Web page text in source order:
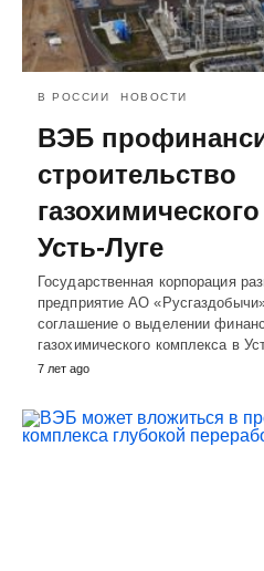
В РОССИИ НОВОСТИ
ВЭБ
строительство
Усть-Луге
Государственная корпорация
предприятие АО
соглашение о выделении
газохимического комплекса в
7 лет ago